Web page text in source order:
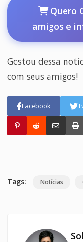
Quero
amigos e
Gostou dessa
com seus amigos!
Facebook
Tags: Notícias